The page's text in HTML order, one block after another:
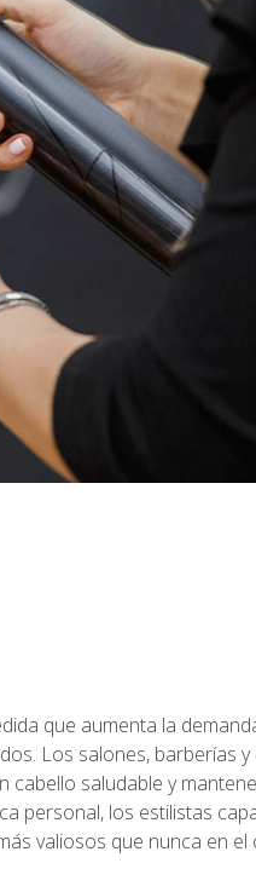
que aumenta la
Los salones, barberías
saludable y
personal, los estilistas
valiosos que nunca en